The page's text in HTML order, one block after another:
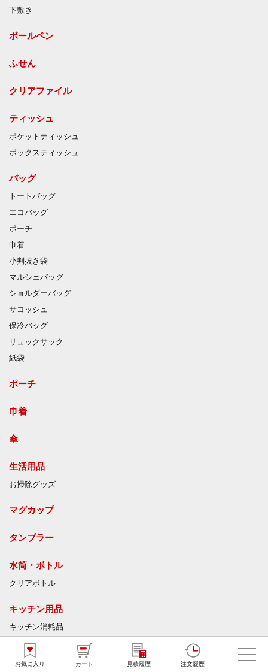
お気に入り カート 見積履歴 注文履歴
下敷き
ボールペン
ふせん
クリアファイル
ティッシュ
ポケットティッシュ
ボックスティッシュ
バッグ
トートバッグ
エコバッグ
ポーチ
巾着
小判抜き袋
マルシェバッグ
ショルダーバッグ
サコッシュ
保冷バッグ
リュックサック
紙袋
ポーチ
巾着
傘
生活用品
お掃除グッズ
マグカップ
タンブラー
水筒・ボトル
クリアボトル
キッチン用品
キッチン消耗品
キッチン雑貨
保存容器